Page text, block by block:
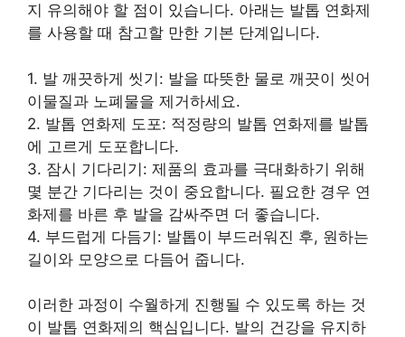
지 유의해야 할 점이 있습니다. 아래는 발톱 연화제
를 사용할 때 참고할 만한 기본 단계입니다.
1. 발 깨끗하게 씻기: 발을 따뜻한 물로 깨끗이 씻어
이물질과 노폐물을 제거하세요.
2. 발톱 연화제 도포: 적정량의 발톱 연화제를 발톱
에 고르게 도포합니다.
3. 잠시 기다리기: 제품의 효과를 극대화하기 위해
몇 분간 기다리는 것이 중요합니다. 필요한 경우 연
화제를 바른 후 발을 감싸주면 더 좋습니다.
4. 부드럽게 다듬기: 발톱이 부드러워진 후, 원하는
길이와 모양으로 다듬어 줍니다.
이러한 과정이 수월하게 진행될 수 있도록 하는 것
이 발톱 연화제의 핵심입니다. 발의 건강을 유지하